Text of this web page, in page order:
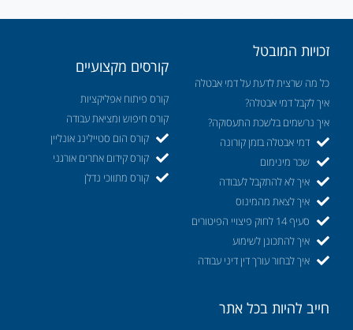
זכויות המובטל
כל מה שרצית לדעת על דמי אבטלה
איך לקבל דמי אבטלה?
איך נרשמים בלשכת התעסוקה?
דמי אבטלה בזמן קורונה
שכר מינימום
איך לא להתקבל לעבודה
איך לצאת מהמינוס
סעיף 14 לחוק פיצויי הפיטורים
איך להתכונן לשימוע
איך לבחור עורך דין דיני עבודה
קורסים מקצועיים
קורס פיתוח אפליקציות
קורס חיפוש ומציאת עבודה
קורס הום סטיילינג אונליין
קורס קידום אתרים אורגני
קורס מתווכי נדלן
חייב להיות בכל אתר